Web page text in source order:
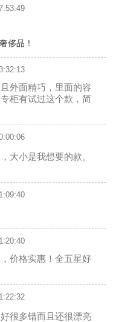
侈品！
外面精巧，里面的容
柜有试过这个款，简
大小是我想要的款。
价格实惠！全五星好
很多错而且还很漂亮